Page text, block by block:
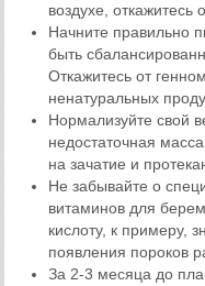
воздухе, откажитесь
Начните правильно
быть
Откажитесь от
ненатуральных
Нормализуйте свой
недостаточная
на зачатие и
Не забывайте о
витаминов для
кислоту, к примеру,
появления пороков
За 2-3 месяца до